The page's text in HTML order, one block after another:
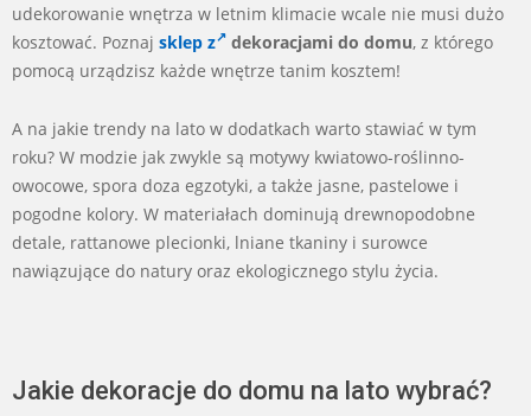
udekorowanie wnętrza w letnim klimacie wcale nie musi dużo
kosztować. Poznaj sklep z dekoracjami do domu, z którego
pomocą urządzisz każde wnętrze tanim kosztem!
A na jakie trendy na lato w dodatkach warto stawiać w tym
roku? W modzie jak zwykle są motywy kwiatowo-roślinno-
owocowe, spora doza egzotyki, a także jasne, pastelowe i
pogodne kolory. W materiałach dominują drewnopodobne
detale, rattanowe plecionki, lniane tkaniny i surowce
nawiązujące do natury oraz ekologicznego stylu życia.
Jakie dekoracje do domu na lato wybrać?